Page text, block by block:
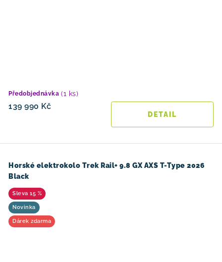
Předobjednávka (1 ks)
139 990 Kč
Horské elektrokolo Trek Rail+ 9.8 GX AXS T-Type 2026
Black
15 %
Novinka
Dárek zdarma